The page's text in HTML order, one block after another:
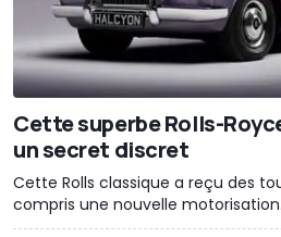
Cette superbe Rolls-
un secret discret
Cette Rolls classique a reçu des
compris une nouvelle motorisation.